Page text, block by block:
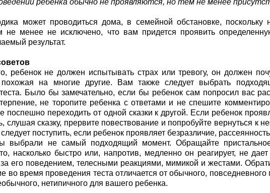
ребенка обычно не проявляются, но тем не менее
может проводиться дома, в семейной обстановке, поскольку
не менее не исключено, что вам придется проявить
результат.
ребенок не должен испытывать страх или тревогу, он должен
похожая на многие другие. Вам также следует выбрать
Было бы замечательно, если бы ребенок сам попросил вас
не торопите ребенка с ответами и не спешите
поспешно переходить от одной сказки к другой. Если ребенок
слушая сказку, прервите повествование и попробуйте вернуться к
поступить, если ребенок проявляет безразличие,
выбрали не самый подходящий момент. Обращайте
насколько быстро или, напротив, медленно он реагирует, не
его поведением, телесными реакциями, мимикой и жестами.
во время проведения теста отличается от обычного,
нетипичного для вашего ребенка.